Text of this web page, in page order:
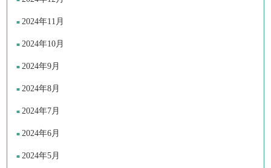
2024年11月
2024年10月
2024年9月
2024年8月
2024年7月
2024年6月
2024年5月